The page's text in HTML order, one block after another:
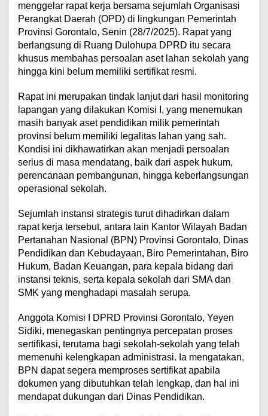
menggelar rapat kerja bersama sejumlah Organisasi
Perangkat Daerah (OPD) di lingkungan Pemerintah
Provinsi Gorontalo, Senin (28/7/2025). Rapat yang
berlangsung di Ruang Dulohupa DPRD itu secara
khusus membahas persoalan aset lahan sekolah yang
hingga kini belum memiliki sertifikat resmi.
Rapat ini merupakan tindak lanjut dari hasil monitoring
lapangan yang dilakukan Komisi I, yang menemukan
masih banyak aset pendidikan milik pemerintah
provinsi belum memiliki legalitas lahan yang sah.
Kondisi ini dikhawatirkan akan menjadi persoalan
serius di masa mendatang, baik dari aspek hukum,
perencanaan pembangunan, hingga keberlangsungan
operasional sekolah.
Sejumlah instansi strategis turut dihadirkan dalam
rapat kerja tersebut, antara lain Kantor Wilayah Badan
Pertanahan Nasional (BPN) Provinsi Gorontalo, Dinas
Pendidikan dan Kebudayaan, Biro Pemerintahan, Biro
Hukum, Badan Keuangan, para kepala bidang dari
instansi teknis, serta kepala sekolah dari SMA dan
SMK yang menghadapi masalah serupa.
Anggota Komisi I DPRD Provinsi Gorontalo, Yeyen
Sidiki, menegaskan pentingnya percepatan proses
sertifikasi, terutama bagi sekolah-sekolah yang telah
memenuhi kelengkapan administrasi. Ia mengatakan,
BPN dapat segera memproses sertifikat apabila
dokumen yang dibutuhkan telah lengkap, dan hal ini
mendapat dukungan dari Dinas Pendidikan.